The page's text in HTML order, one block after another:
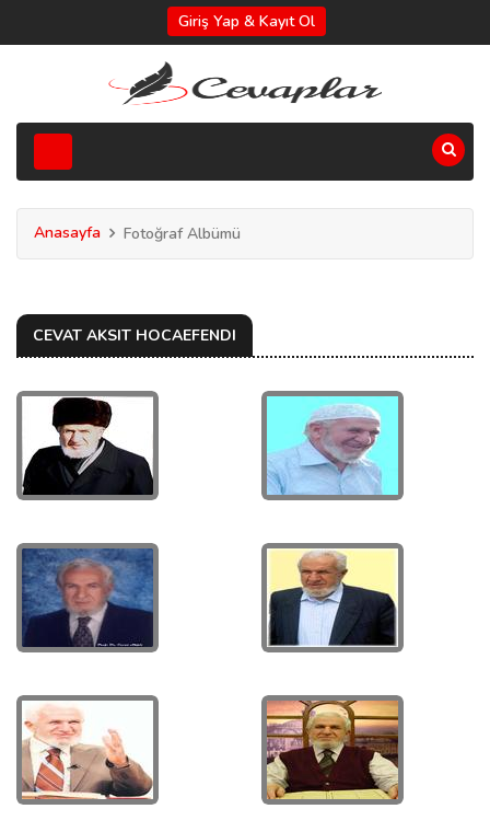
Giriş Yap & Kayıt Ol
Anasayfa Fotoğraf Albümü
CEVAT AKSIT HOCAEFENDI